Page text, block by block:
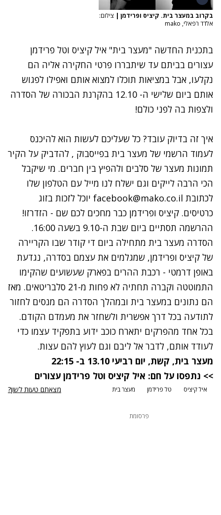
בקרוב במעצר בית. קיציס ופרידמן | צילום:
אלדד רפאלי, mako
בתכנית החדשה "מעצר בית" איל קיציס וטל פרידמן
עצורים בביתם עד שיתבררו פרטי החקירה אליה הם
נקלעו, אבל במציאות תוכלו למצוא אותם ואפילו לפגוש
אותם ביום שלישי ה- 12.10 בהקרנת הבכורה של הסדרה
ולצפות בה לפני כולם!
איך זה בדיוק עובד? כל שעליכם לעשות הוא להיכנס
לעמוד הרשמי של מעצר בית בפייסבוק , להדביק על הקיר
תמונות מעצר של סלבים ולהפיץ בין חברים. מי שיקבל
הכי הרבה לייקים וגם ישלח לנו מייל עם הטלפון שלו
לכתובת facebook@mako.co.il יוכל לזכות בזוג
כרטיסים. קיציס ופרידמן כבר מחכים לכם שם - הזדרזו!
ההרשמה תסתיים ביום שבת ה-9.10 בשעה 16:00.
הסדרה מעצר בית מתחילה ביום די קודר שבו הקריירה
של קיציס ופרידמן, שמגלמים את עצמם בסדרה, נגדעת
באופן דרמטי - רכבת ההרים בפארק שעשועים שהקימו
התמוטטה וקברה תחתיה לא פחות מ-21 סלבריטאים. מאז
הם נתונים במעצר בית ובמהלך הסדרה הם מנסים לחזור
לתודעה בכל דרך אפשרית ולשחזר את מעמדם הקודם.
בכל אחד מהפרקים יתארח כוכב ידוע בתפקיד עצמו כדי
לעודד אותם, לדבר אל ליבם וגם לעוץ להם עצות.
מעצר בית, קשת, יום רביעי 13.10 ב- 22:15
>> נתפסו על חם: איל קיציס וטל פרידמן עצורים
איל קיציס טל פרידמן מעצר בית מצאתם טעות לשון?
פרסומת